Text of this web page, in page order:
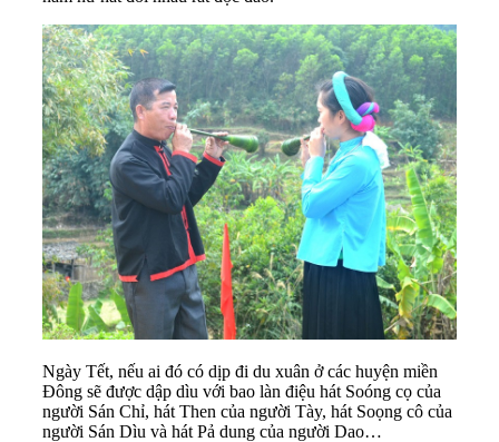
Ngày Tết, nếu ai đó có dịp đi du xuân ở các huyện miền
Đông sẽ được dập dìu với bao làn điệu hát Soóng cọ của
người Sán Chỉ, hát Then của người Tày, hát Soọng cô của
người Sán Dìu và hát Pả dung của người Dao…